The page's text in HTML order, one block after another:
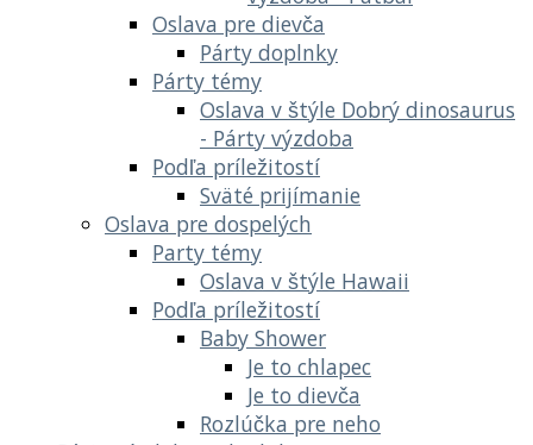
Oslava pre dievča
Párty doplnky
Párty témy
Oslava v štýle Dobrý dinosaurus
- Párty výzdoba
Podľa príležitostí
Sväté prijímanie
Oslava pre dospelých
Party témy
Oslava v štýle Hawaii
Podľa príležitostí
Baby Shower
Je to chlapec
Je to dievča
Rozlúčka pre neho